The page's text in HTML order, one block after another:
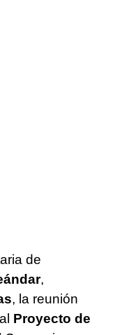
de
,
, la reunión
Proyecto de